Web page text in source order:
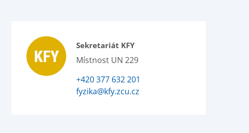
Sekretariát KFY
Místnost UN 229
+420 377 632 201
fyzika@kfy.zcu.cz